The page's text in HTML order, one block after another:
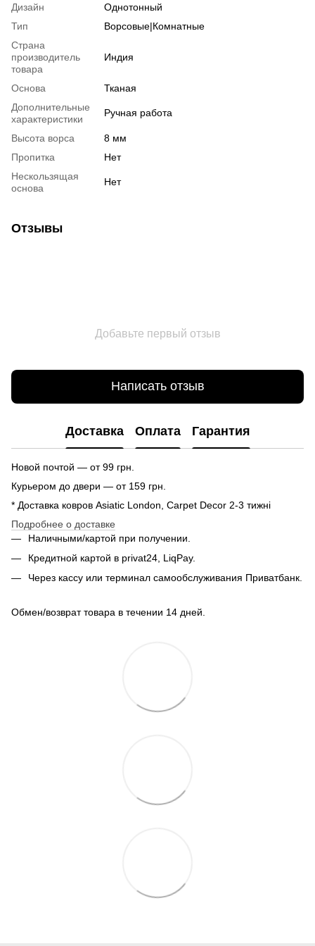
Дизайн
Однотонный
Тип
Ворсовые|Комнатные
Страна
производитель
товара
Индия
Основа
Тканая
Дополнительные
характеристики
Ручная работа
Высота ворса
8 мм
Пропитка
Нет
Нескользящая
основа
Нет
Отзывы
Добавьте первый отзыв
Написать отзыв
Доставка Оплата Гарантия
Новой почтой — от 99 грн.
Курьером до двери — от 159 грн.
* Доставка ковров Asiatic London, Carpet Decor 2-3 тижні
Подробнее о доставке
Наличными/картой при получении.
Кредитной картой в privat24, LiqPay.
Через кассу или терминал самообслуживания Приватбанк.
Обмен/возврат товара в течении 14 дней.